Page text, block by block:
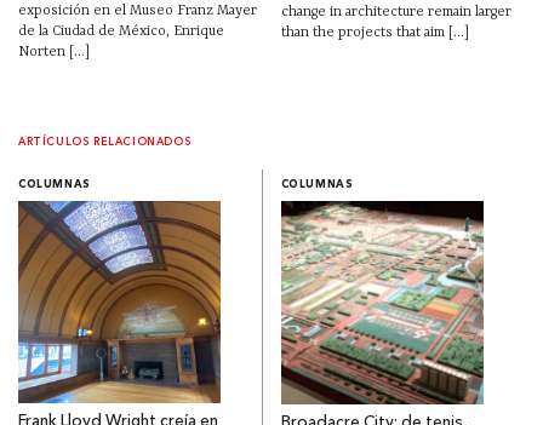
exposición en el Museo Franz Mayer
de la Ciudad de México, Enrique
Norten [...]
change in architecture remain larger
than the projects that aim [...]
ARTÍCULOS RELACIONADOS
COLUMNAS
Frank Lloyd Wright creía en
COLUMNAS